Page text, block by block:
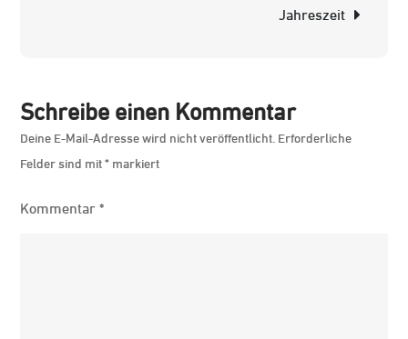
Qualität
Jahreszeit
Schreibe einen Kommentar
Deine E-Mail-Adresse wird nicht veröffentlicht. Erforderliche
Felder sind mit*markiert
Kommentar*